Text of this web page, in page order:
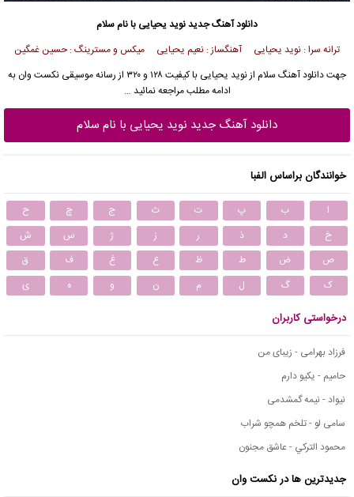
دانلود آهنگ جدیدنوید یحیایی با نام سلام
ترانه سرا : نوید یحیایی آهنگساز : نعیم یحیایی میکس و مسترینگ : حسین غمگین
جهت دانلود آهنگ سلام ازنوید یحیایی
با کیفیت ۱۲۸ و ۳۲۰ از رسانه موسیقی نکست وان به
ادامه مطلب مراجعه نمائید …
دانلود آهنگ جدید نوید یحیایی با نام سلام
خوانندگان براساس الفبا
ا ب پ ت ث ج چ
ح
خ
د ذ ر ز ژ س
ش
ص
ض ط ظ ع غ ف
ق
ک
گ ل م ن و ه ی
درخواستی کاربران
فرزاد بهرامی - زیبای من
حامیم - یکیو دارم
نیواد - نیمه گمشدمی
سامی لو - تلخم همچو شراب
محمود التركي - عاشق مجنون
جدیدترین ها در نکست وان